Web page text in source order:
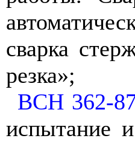
сварка
резка»;
ВСН 362-
испытание